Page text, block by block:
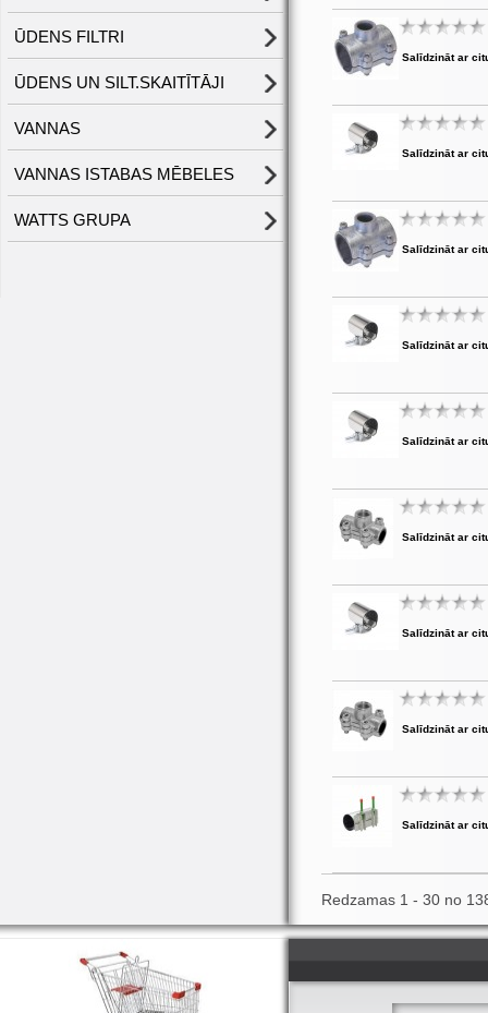
ŪDENS FILTRI
ŪDENS UN SILT.SKAITĪTĀJI
VANNAS
VANNAS ISTABAS MĒBELES
WATTS GRUPA
Salīdzināt ar
Salīdzināt ar
Salīdzināt ar
Salīdzināt ar
Salīdzināt ar
Salīdzināt ar
Salīdzināt ar
Salīdzināt ar
Salīdzināt ar
Redzamas 1 - 30 no